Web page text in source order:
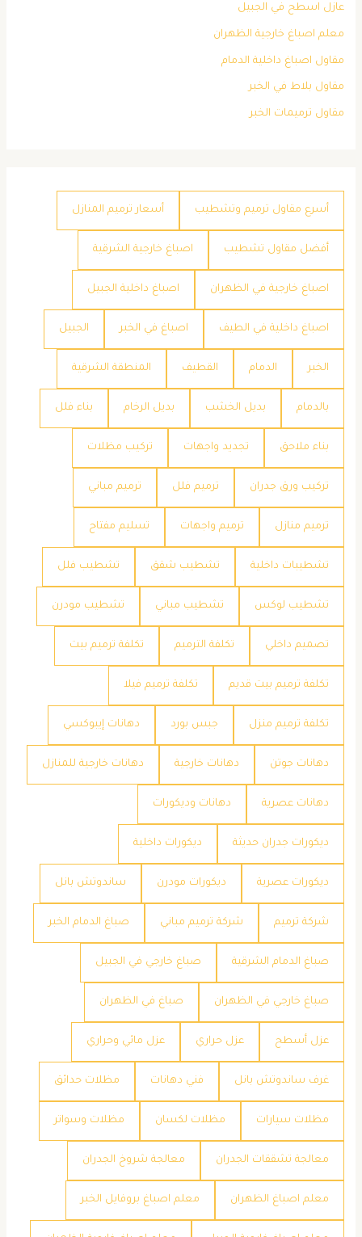
عازل اسطح في الجبيل
معلم اصباغ خارجية الظهران
مقاول اصباغ داخلية الدمام
مقاول بلاط في الخبر
مقاول ترميمات الخبر
أسرع مقاول ترميم وتشطيب أسعار ترميم المنازل
أفضل مقاول تشطيب اصباغ خارجية الشرقية
اصباغ خارجية في الظهران اصباغ داخلية الجبيل
اصباغ داخلية في الطيف اصباغ في الخبر الجبيل
الخبر الدمام القطيف المنطقة الشرقية
بالدمام بديل الخشب بديل الرخام بناء فلل
بناء ملاحق تجديد واجهات تركيب مظلات
تركيب ورق جدران ترميم فلل ترميم مباني
ترميم منازل ترميم واجهات تسليم مفتاح
تشطيبات داخلية تشطيب شقق تشطيب فلل
تشطيب لوكس تشطيب مباني تشطيب مودرن
تصميم داخلي تكلفة الترميم تكلفة ترميم بيت
تكلفة ترميم بيت قديم تكلفة ترميم فيلا
تكلفة ترميم منزل جبس بورد دهانات إيبوكسي
دهانات جوتن دهانات خارجية دهانات خارجية للمنازل
دهانات عصرية دهانات وديكورات
ديكورات جدران حديثة ديكورات داخلية
ديكورات عصرية ديكورات مودرن ساندوتش بانل
شركة ترميم شركة ترميم مباني صباغ الدمام الخبر
صباغ الدمام الشرقية صباغ خارجي في الجبيل
صباغ خارجي في الظهران صباغ في الظهران
عزل أسطح عزل حراري عزل مائي وحراري
غرف ساندوتش بانل فني دهانات مظلات حدائق
مظلات سيارات مظلات لكسان مظلات وسواتر
معالجة تشققات الجدران معالجة شروخ الجدران
معلم اصباغ الظهران معلم اصباغ بروفايل الخبر